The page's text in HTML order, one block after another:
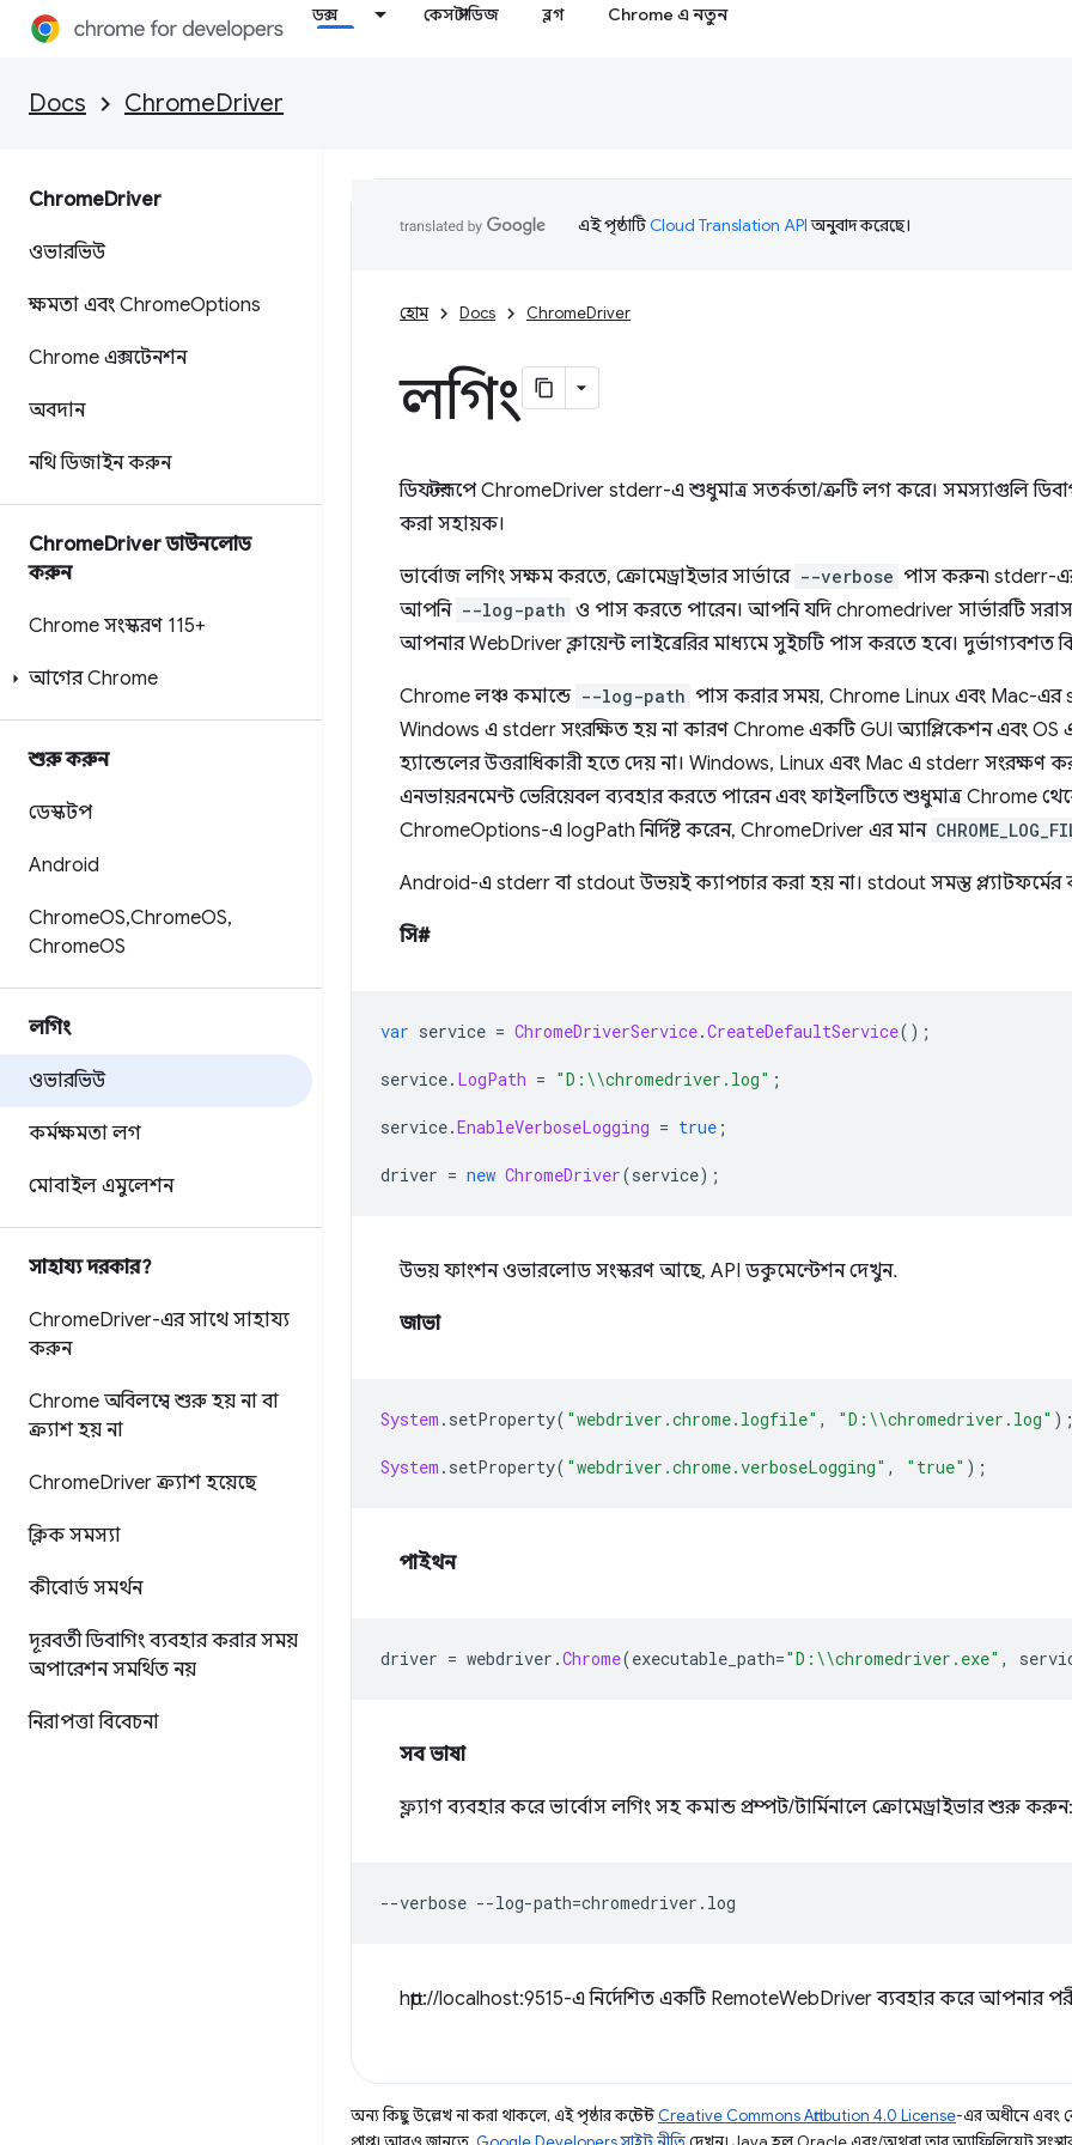
ডক্স কেস স্টাডিজ ব্লগ Chrome এ নতুন
Docs ChromeDriver
ChromeDriver
ওভারভিউ
ক্ষমতা এবং ChromeOptions
Chrome এক্সটেনশন
অবদান
নথি ডিজাইন করুন
ChromeDriver ডাউনলোড
করুন
Chrome সংস্করণ 115+
আগের Chrome
শুরু করুন
ডেস্কটপ
Android
ChromeOS,ChromeOS,
ChromeOS
লগিং
ওভারভিউ
কর্মক্ষমতা লগ
মোবাইল এমুলেশন
সাহায্য দরকার?
ChromeDriver-এর সাথে সাহায্য
করুন
Chrome অবিলম্বে শুরু হয় না বা
ক্র্যাশ হয় না
ChromeDriver ক্র্যাশ হয়েছে
ক্লিক সমস্যা
কীবোর্ড সমর্থন
দূরবর্তী ডিবাগিং ব্যবহার করার সময়
অপারেশন সমর্থিত নয়
নিরাপত্তা বিবেচনা
এই পৃষ্ঠাটিCloud Translation APIঅনুবাদ করেছে।
হোম Docs ChromeDriver
লগিং
ডিফল্টরূপে ChromeDriver stderr-এ শুধুমাত্র সতর্কতা/ত্রুটি লগ করে। সমস্যাগুলি
করা সহায়ক।
ভার্বোজ লগিং সক্ষম করতে, ক্রোমেড্রাইভার সার্ভারে --verbose পাস করুন৷ stderr-
আপনি --log-path ও পাস করতে পারেন। আপনি যদি chromedriver সার্ভারটি
আপনার WebDriver ক্লায়েন্ট লাইব্রেরির মাধ্যমে সুইচটি পাস করতে হবে। দুর্ভাগ্যবশত
Chrome লঞ্চ কমান্ডে --log-path পাস করার সময়, Chrome Linux এবং Mac-এর
Windows এ stderr সংরক্ষিত হয় না কারণ Chrome একটি GUI অ্যাপ্লিকেশন এবং
হ্যান্ডেলের উত্তরাধিকারী হতে দেয় না। Windows, Linux এবং Mac এ stderr
এনভায়রনমেন্ট ভেরিয়েবল ব্যবহার করতে পারেন এবং ফাইলটিতে শুধুমাত্র Chrome
ChromeOptions-এ logPath নির্দিষ্ট করেন, ChromeDriver এর মান
Android-এ stderr বা stdout উভয়ই ক্যাপচার করা হয় না। stdout সমস্ত
সি#
var service = ChromeDriverService.CreateDefaultService();
service. LogPath = "D:\\chromedriver.log" ;
service.EnableVerboseLogging = true ;
driver = new ChromeDriver(service);
উভয় ফাংশন ওভারলোড সংস্করণ আছে, API ডকুমেন্টেশন দেখুন.
জাভা
System . setProperty( "webdriver.chrome.logfile" , "D:\\chromedriver.log"
System . setProperty( "webdriver.chrome.verboseLogging" , "true" );
পাইথন
driver = webdriver .Chrome(executable_path="D:\\chromedriver.exe" ,
সব ভাষা
ফ্ল্যাগ ব্যবহার করে ভার্বোস লগিং সহ কমান্ড প্রম্পট/টার্মিনালে ক্রোমেড্রাইভার শুরু করুন:
--verbose --log-path=chromedriver . log
http://localhost:9515-এ নির্দেশিত একটি RemoteWebDriver ব্যবহার করে আপনার
অন্য কিছু উল্লেখ না করা থাকলে, এই পৃষ্ঠার কন্টেন্ট Creative Commons Attribution 4.0 License-এর অধীনে এবং